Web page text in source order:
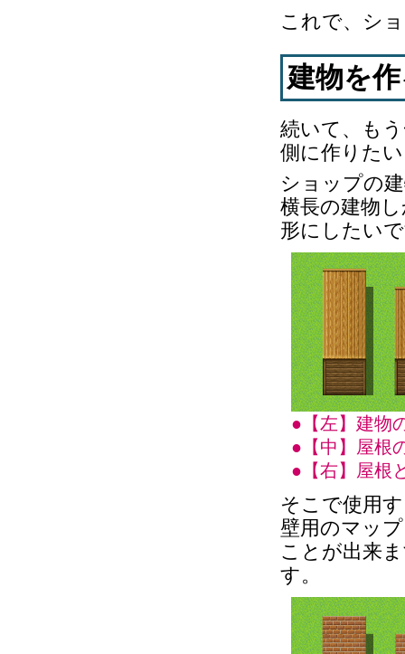
これで、シ
建物を
続いて、も
側に作りた
ショップの
横長の建物
形にしたい
●【左】建物
●【中】屋根
●【右】屋根
そこで使用
壁用のマッ
ことが出来
す。